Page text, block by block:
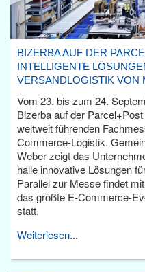
BIZERBA AUF DER
INTELLIGENTE
VERSANDLOGISTIK VON
Vom 23. bis zum 24.
Bizerba auf der
weltweit führenden
Commerce-Logistik.
Weber zeigt das
halle innovative Lösungen
Parallel zur Messe findet
das größte E-Commerce-
statt.
Weiterlesen...